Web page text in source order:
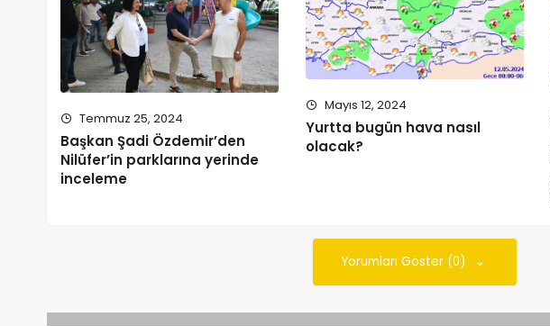
Temmuz 25, 2024
Başkan Şadi Özdemir’den
Nilüfer’in parklarına yerinde
inceleme
Mayıs 12, 2024
Yurtta bugün hava nasıl
olacak?
Yorumları Göster (0)